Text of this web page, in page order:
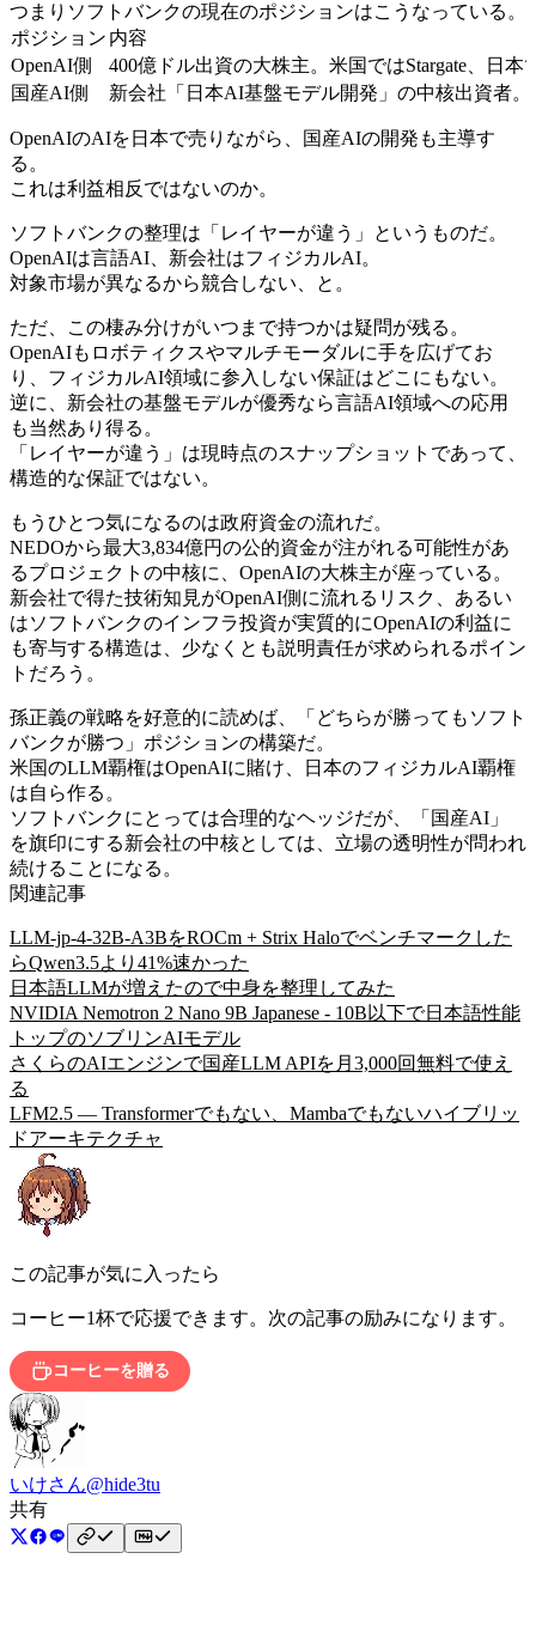
つまりソフトバンクの現在のポジションはこうなっている。
ポジション 内容
OpenAI側
400億ドル出資の大株主。米国ではStargate、日
国産AI側
新会社「日本AI基盤モデル開発」の中核出資者
OpenAIのAIを日本で売りながら、国産AIの開発も主導す
る。
これは利益相反ではないのか。
ソフトバンクの整理は「レイヤーが違う」というものだ。
OpenAIは言語AI、新会社はフィジカルAI。
対象市場が異なるから競合しない、と。
ただ、この棲み分けがいつまで持つかは疑問が残る。
OpenAIもロボティクスやマルチモーダルに手を広げてお
り、フィジカルAI領域に参入しない保証はどこにもない。
逆に、新会社の基盤モデルが優秀なら言語AI領域への応用
も当然あり得る。
「レイヤーが違う」は現時点のスナップショットであって、
構造的な保証ではない。
もうひとつ気になるのは政府資金の流れだ。
NEDOから最大3,834億円の公的資金が注がれる可能性があ
るプロジェクトの中核に、OpenAIの大株主が座っている。
新会社で得た技術知見がOpenAI側に流れるリスク、あるい
はソフトバンクのインフラ投資が実質的にOpenAIの利益に
も寄与する構造は、少なくとも説明責任が求められるポイン
トだろう。
孫正義の戦略を好意的に読めば、「どちらが勝ってもソフト
バンクが勝つ」ポジションの構築だ。
米国のLLM覇権はOpenAIに賭け、日本のフィジカルAI覇権
は自ら作る。
ソフトバンクにとっては合理的なヘッジだが、「国産AI」
を旗印にする新会社の中核としては、立場の透明性が問われ
続けることになる。
関連記事
LLM-jp-4-32B-A3BをROCm + Strix Haloでベンチマークした
らQwen3.5より41%速かった
日本語LLMが増えたので中身を整理してみた
NVIDIA Nemotron 2 Nano 9B Japanese - 10B以下で日本語性能
トップのソブリンAIモデル
さくらのAIエンジンで国産LLM APIを月3,000回無料で使え
る
LFM2.5 — Transformerでもない、Mambaでもないハイブリッ
ドアーキテクチャ
この記事が気に入ったら
コーヒー1杯で応援できます。次の記事の励みになります。
コーヒーを贈る
いけさん@hide3tu
共有